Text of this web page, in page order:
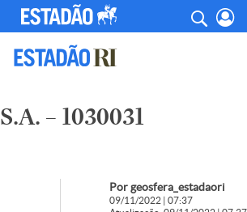
– 1030031
Por geosfera_estadaori
09/11/2022 | 07:37